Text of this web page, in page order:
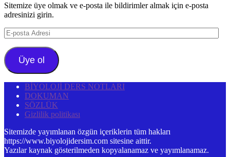
Sitemize üye olmak ve e-posta ile bildirimler almak için e-posta
adresinizi girin.
E-
posta
Adresi
Üye ol
BİYOLOJİ DERS NOTLARI
DOKUMAN
SÖZLÜK
Gizlilik politikası
Sitemizde yayımlanan özgün içeriklerin tüm hakları
https://www.biyolojidersim.com sitesine aittir.
Yazılar kaynak gösterilmeden kopyalanamaz ve yayımlanamaz.